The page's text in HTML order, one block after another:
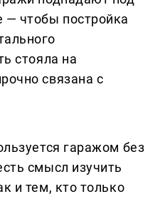
— чтобы постройка
стояла на
связана с
гаражом без
смысл изучить
и тем, кто только